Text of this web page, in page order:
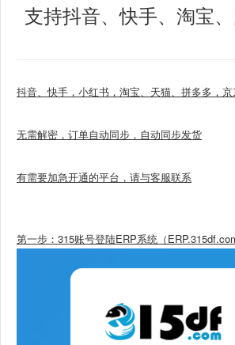
支持抖音、快手、淘宝
抖音、快手，小红书，淘宝、天猫、拼多多，
无需解密，订单自动同步，自动同步发货
有需要加急开通的平台，请与客服联系
第一步：315账号登陆ERP系统（